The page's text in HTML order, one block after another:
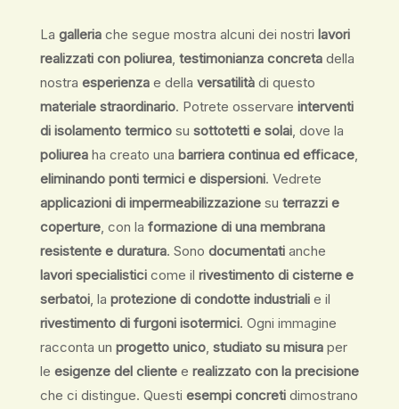
La galleria che segue mostra alcuni dei nostri lavori
realizzati con poliurea, testimonianza concreta della
nostra esperienza e della versatilità di questo
materiale straordinario. Potrete osservare interventi
di isolamento termico su sottotetti e solai, dove la
poliurea ha creato una barriera continua ed efficace,
eliminando ponti termici e dispersioni. Vedrete
applicazioni di impermeabilizzazione su terrazzi e
coperture, con la formazione di una membrana
resistente e duratura. Sono documentati anche
lavori specialistici come il rivestimento di cisterne e
serbatoi, la protezione di condotte industriali e il
rivestimento di furgoni isotermici. Ogni immagine
racconta un progetto unico, studiato su misura per
le esigenze del cliente e realizzato con la precisione
che ci distingue. Questi esempi concreti dimostrano